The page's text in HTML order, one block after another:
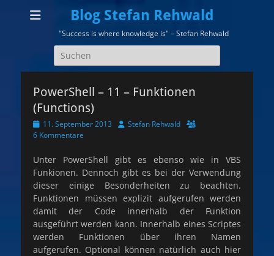
Blog Stefan Rehwald
"Success is where knowledge is" – Stefan Rehwald
Suchen
nach:
PowerShell – 11 – Funktionen
(Functions)
Veröffentlicht
am
11. September 2013 AutorStefan Rehwald
6 Kommentare
Unter PowerShell gibt es ebenso wie in VBS
Funkionen. Dennoch gibt es bei der Verwendung
dieser einige Besonderheiten zu beachten.
Funktionen müssen explizit aufgerufen werden
damit der Code innerhalb der Funktion
ausgeführt werden kann. Innerhalb eines Scriptes
werden Funktionen über ihren Namen
aufgerufen. Optional können natürlich auch hier